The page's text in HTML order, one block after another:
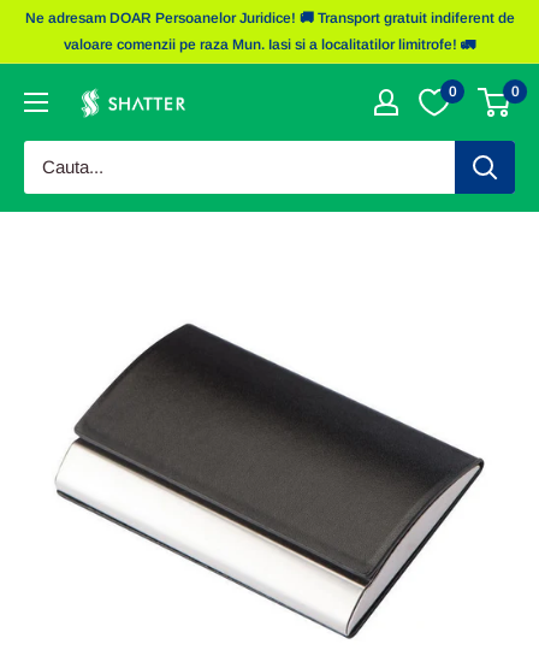
SaritiNe adresam DOAR Persoanelor Juridice! 🚚 Transport gratuit indiferent de
valoare comenzii pe raza Mun. Iasi si a localitatilor limitrofe! 🚛
Obiecte
Shatter
0 0